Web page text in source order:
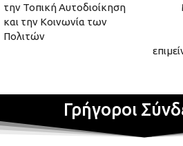
την Τοπική Αυτοδιοίκηση
και την Κοινωνία των
Πολιτών
Γρήγοροι